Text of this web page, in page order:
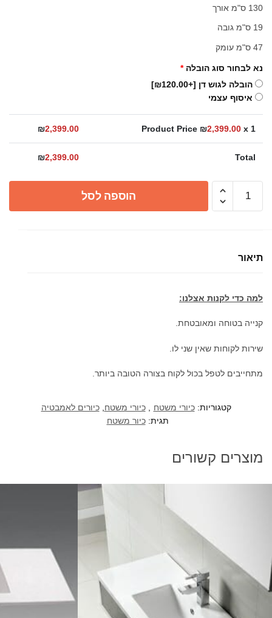
130 ס"מ אורך
19 ס"מ גובה
47 ס"מ עומק
נא לבחור סוג הובלה *
הובלה לגוש דן [+₪120.00]
איסוף עצמי
Product Price ₪2,399.00 x 1
₪2,399.00
Total
₪2,399.00
130ס"מ
הוספה לסל
תיאור
למה כדי לקנות אצלנו:
קנייה בטוחה ומאובטחת.
שירות לקוחות שאין שני לו.
מתחייבים לטפל בכול לקוח בצורה הטובה ביותר.
קטגוריות:כיורי משטח ,כיורי משטח,כיורים לאמבטיה
תגית:כיור משטח
מוצרים קשורים